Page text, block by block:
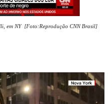
em NY [Foto:Reprodução CNN Brasil]